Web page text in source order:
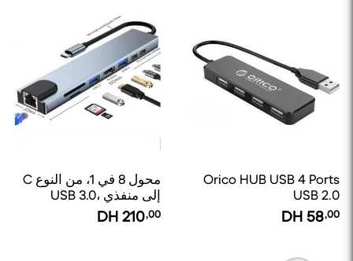
Orico HUB USB 4 Ports
USB 2.0
58,00
محول 8 في 1، من النوع C
إلى منفذي USB 3.0،
RJ45
210,00